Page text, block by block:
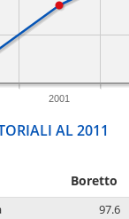
2001
AL 2011
Boretto
97.6